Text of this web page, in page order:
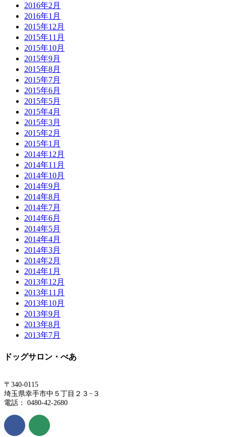
2016年2月
2016年1月
2015年12月
2015年11月
2015年10月
2015年9月
2015年8月
2015年7月
2015年6月
2015年5月
2015年4月
2015年3月
2015年2月
2015年1月
2014年12月
2014年11月
2014年10月
2014年9月
2014年8月
2014年7月
2014年6月
2014年5月
2014年4月
2014年3月
2014年2月
2014年1月
2013年12月
2013年11月
2013年10月
2013年9月
2013年8月
2013年7月
ドッグサロン・べあ
〒340-0115
埼玉県幸手市中５丁目２３−３
電話： 0480-42-2680